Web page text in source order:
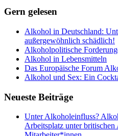
Gern gelesen
Alkohol in Deutschland:
außergewöhnlich schädlich!
Alkoholpolitische
Alkohol in Lebensmitteln
Das Europäische Forum
Alkohol und Sex: Ein
Neueste Beiträge
Unter Alkoholeinfluss?
Arbeitsplatz unter britischen